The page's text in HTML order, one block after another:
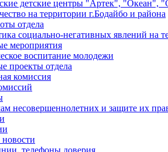
детские центры "Артек", "Океан",
на территории г.Бодайбо и района
отдела
социально-негативных явлений на
мероприятия
воспитание молодежи
проекты отдела
комиссия
несовершеннолетних и защите их
телефоны доверия